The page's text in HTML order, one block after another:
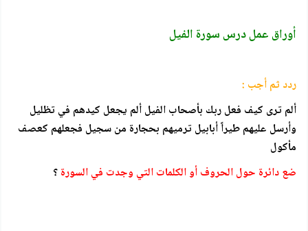
أوراق عمل درس سورة الفيل
ردد ثم أجب :
ألم ترى كيف فعل ربك بأصحاب الفيل ألم يجعل كيدهم في تظليل
وأرسل عليهم طيراً أبابيل ترميهم بحجارة من سجيل فجعلهم كعصف
مأكول
ضع دائرة حول الحروف أو الكلمات التي وجدت في السورة؟